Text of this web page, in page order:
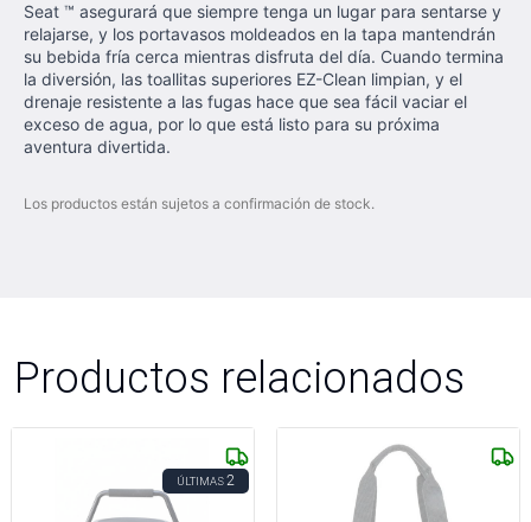
Seat ™ asegurará que siempre tenga un lugar para sentarse y
relajarse, y los portavasos moldeados en la tapa mantendrán
su bebida fría cerca mientras disfruta del día. Cuando termina
la diversión, las toallitas superiores EZ-Clean limpian, y el
drenaje resistente a las fugas hace que sea fácil vaciar el
exceso de agua, por lo que está listo para su próxima
aventura divertida.
Los productos están sujetos a confirmación de stock.
Productos relacionados
ÚLTIMAS2